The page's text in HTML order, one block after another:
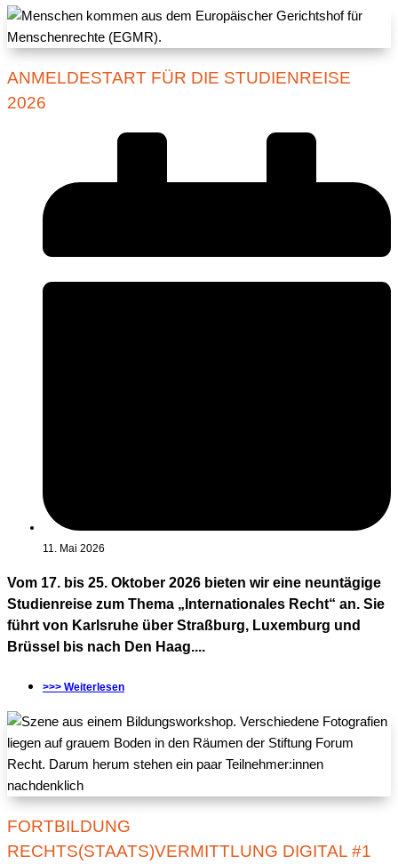
ANMELDESTART FÜR DIE STUDIENREISE
2026
11. Mai 2026
Vom 17. bis 25. Oktober 2026 bieten wir eine neuntägige
Studienreise zum Thema „Internationales Recht“ an. Sie
führt von Karlsruhe über Straßburg, Luxemburg und
Brüssel bis nach Den Haag....
>>> Weiterlesen
FORTBILDUNG
RECHTS(STAATS)VERMITTLUNG DIGITAL #1